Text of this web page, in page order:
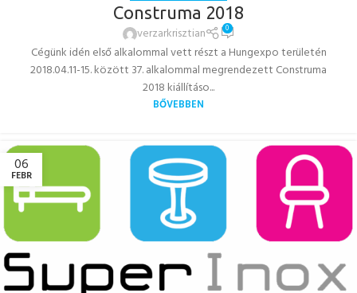
Construma 2018
verzarkrisztian 0
Cégünk idén első alkalommal vett részt a Hungexpo területén
2018.04.11-15. között 37. alkalommal megrendezett Construma
2018 kiállításo...
BŐVEBBEN
06
FEBR